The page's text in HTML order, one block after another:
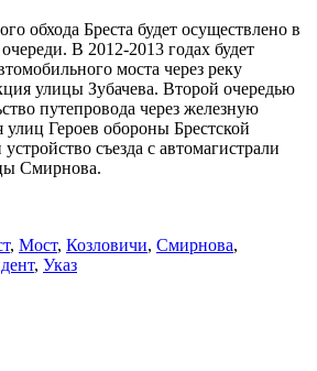
обхода Бреста будет осуществлено в
В 2012-2013 годах будет
моста через реку
улицы Зубачева. Второй очередью
путепровода через железную
улиц Героев обороны Брестской
съезда с автомагистрали
Смирнова.
, Мост, Козловичи, Смирнова,
, Указ